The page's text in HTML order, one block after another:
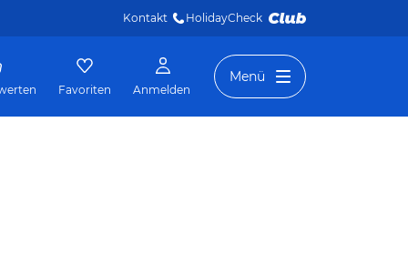
Kontakt HolidayCheck
Favoriten Anmelden
Menü